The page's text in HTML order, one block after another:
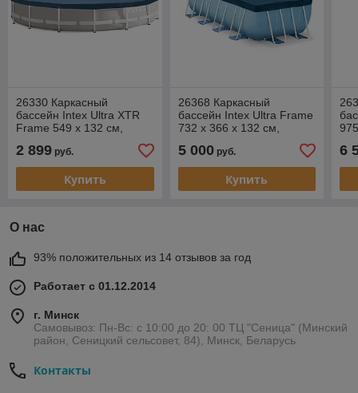
26330 Каркасный
бассейн Intex Ultra XTR
Frame 549 х 132 см,
фильтр-насос, лестница,
тент, подстилка
2 899 руб.
Купить
26368 Каркасный
бассейн Intex Ultra Frame
732 х 366 х 132 см,
фильтр-насос, лестница,
тент, подстилка
5 000руб.
Купить
6
О нас
93% положительных из 14 отзывов за год
Работает с 01.12.2014
г. Минск
Самовывоз: Пн-Вс: с 10:00 до 20: 00 ТЦ "Сеница" (Минский
район, Сеницкий сельсовет, 84), Минск, Беларусь
Контакты